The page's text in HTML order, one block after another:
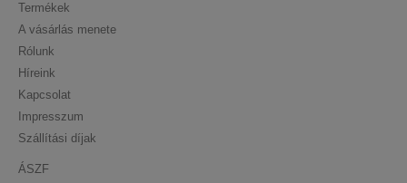
Termékek
A vásárlás menete
Rólunk
Híreink
Kapcsolat
Impresszum
Szállítási díjak
ÁSZF